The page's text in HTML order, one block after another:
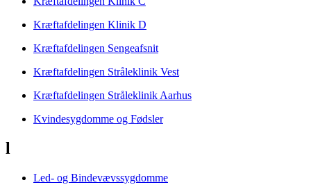
Kræftafdelingen Klinik D
Kræftafdelingen Sengeafsnit
Kræftafdelingen Stråleklinik Vest
Kræftafdelingen Stråleklinik Aarhus
Kvindesygdomme og Fødsler
l
Led- og Bindevævssygdomme